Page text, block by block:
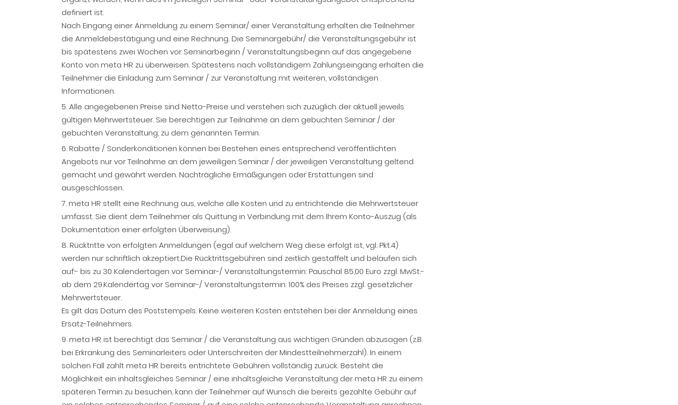
definiert ist.
Nach Eingang einer Anmeldung zu einem Seminar/ einer Veranstaltung erhalten die Teilnehmer
die Anmeldebestätigung und eine Rechnung. Die Seminargebühr/ die Veranstaltungsgebühr ist
bis spätestens zwei Wochen vor Seminarbeginn / Veranstaltungsbeginn auf das angegebene
Konto von meta HR zu überweisen. Spätestens nach vollständigem Zahlungseingang erhalten die
Teilnehmer die Einladung zum Seminar / zur Veranstaltung mit weiteren, vollständigen
Informationen.
5. Alle angegebenen Preise sind Netto-Preise und verstehen sich zuzüglich der aktuell jeweils
gültigen Mehrwertsteuer. Sie berechtigen zur Teilnahme an dem gebuchten Seminar / der
gebuchten Veranstaltung, zu dem genannten Termin.
6. Rabatte / Sonderkonditionen können bei Bestehen eines entsprechend veröffentlichten
Angebots nur vor Teilnahme an dem jeweiligen Seminar / der jeweiligen Veranstaltung geltend
gemacht und gewährt werden. Nachträgliche Ermäßigungen oder Erstattungen sind
ausgeschlossen.
7. meta HR stellt eine Rechnung aus, welche alle Kosten und zu entrichtende die Mehrwertsteuer
umfasst. Sie dient dem Teilnehmer als Quittung in Verbindung mit dem Ihrem Konto-Auszug (als
Dokumentation einer erfolgten Überweisung).
8. Rücktritte von erfolgten Anmeldungen (egal auf welchem Weg diese erfolgt ist, vgl. Pkt.4)
werden nur schriftlich akzeptiert.Die Rücktrittsgebühren sind zeitlich gestaffelt und belaufen sich
auf:- bis zu 30 Kalendertagen vor Seminar-/ Veranstaltungstermin: Pauschal 85,00 Euro zzgl. MwSt.-
ab dem 29.Kalendertag vor Seminar-/ Veranstaltungstermin: 100% des Preises zzgl. gesetzlicher
Mehrwertsteuer.
Es gilt das Datum des Poststempels. Keine weiteren Kosten entstehen bei der Anmeldung eines
Ersatz-Teilnehmers.
9. meta HR ist berechtigt das Seminar / die Veranstaltung aus wichtigen Gründen abzusagen (z.B.
bei Erkrankung des Seminarleiters oder Unterschreiten der Mindestteilnehmerzahl). In einem
solchen Fall zahlt meta HR bereits entrichtete Gebühren vollständig zurück. Besteht die
Möglichkeit ein inhaltsgleiches Seminar / eine inhaltsgleiche Veranstaltung der meta HR zu einem
späteren Termin zu besuchen, kann der Teilnehmer auf Wunsch die bereits gezahlte Gebühr auf